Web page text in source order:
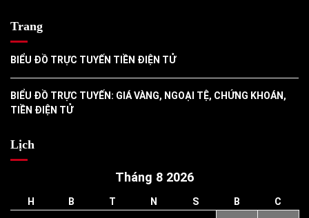
Trang
BIỂU ĐỒ TRỰC TUYẾN TIỀN ĐIỆN TỬ
BIỂU ĐỒ TRỰC TUYẾN: GIÁ VÀNG, NGOẠI TỆ, CHỨNG KHOÁN,
TIỀN ĐIỆN TỬ
Lịch
Tháng 8 2026
H B T N S B C